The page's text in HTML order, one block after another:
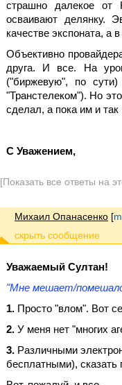
страшно далекое
осваивают делянку.
качестве экспоната, а
Объективно
друга. И все. На
("биржевую", по
"Транстелеком"). Но
сделал, а пока им и так
С Уважением,
[Показать все ответы на
Михаил Опанасенко [
Уважаемый Султан!
"Мне мешает/
1. Просто "влом". Вот
2. У меня нет "многих
3. Различными
бесплатными),